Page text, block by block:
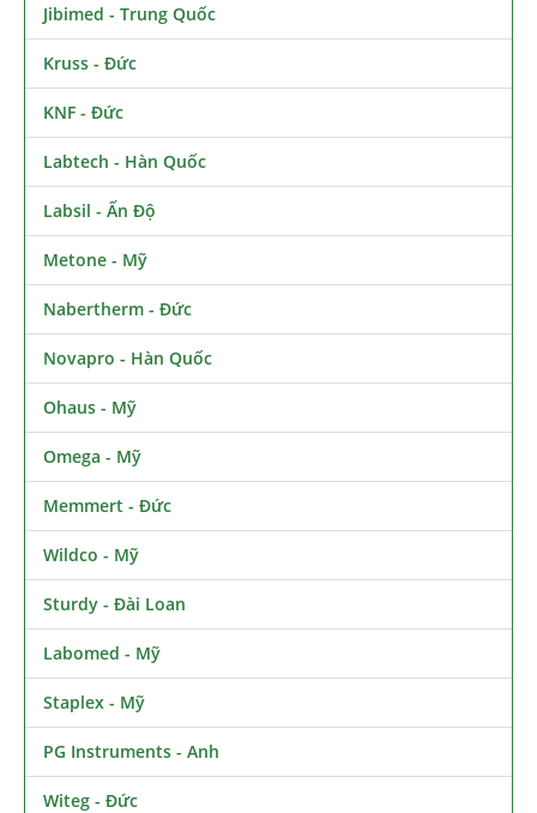
Jibimed - Trung Quốc
Kruss - Đức
KNF - Đức
Labtech - Hàn Quốc
Labsil - Ấn Độ
Metone - Mỹ
Nabertherm - Đức
Novapro - Hàn Quốc
Ohaus - Mỹ
Omega - Mỹ
Memmert - Đức
Wildco - Mỹ
Sturdy - Đài Loan
Labomed - Mỹ
Staplex - Mỹ
PG Instruments - Anh
Witeg - Đức